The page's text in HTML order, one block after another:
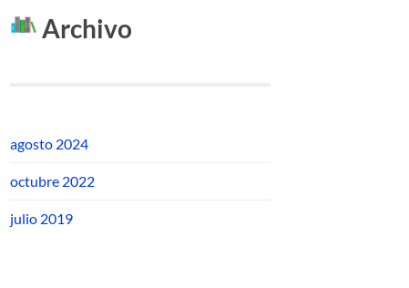
Archivo
agosto 2024
octubre 2022
julio 2019